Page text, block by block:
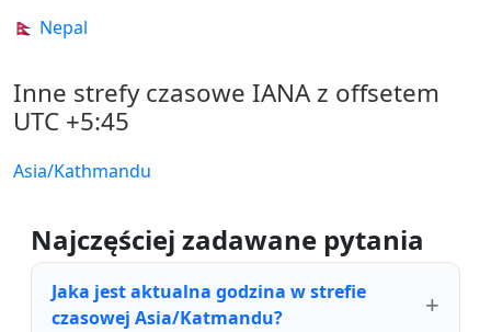
🇳🇵 Nepal
Inne strefy czasowe IANA z offsetem
UTC +5:45
Asia/Kathmandu
Najczęściej zadawane pytania
Jaka jest aktualna godzina w strefie
czasowej Asia/Katmandu?